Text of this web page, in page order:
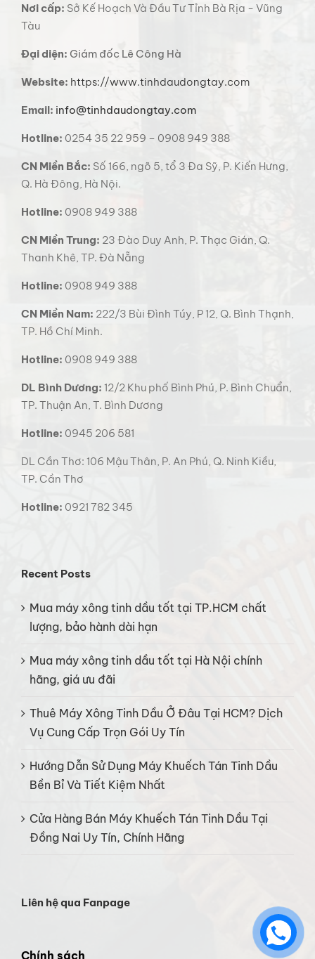
Nơi cấp: Sở Kế Hoạch Và Đầu Tư Tỉnh Bà Rịa - Vũng
Tàu
Đại diện: Giám đốc Lê Công Hà
Website: https://www.tinhdaudongtay.com
Email: info@tinhdaudongtay.com
Hotline: 0254 35 22 959 – 0908 949 388
CN Miền Bắc: Số 166, ngõ 5, tổ 3 Đa Sỹ, P. Kiến Hưng,
Q. Hà Đông, Hà Nội.
Hotline: 0908 949 388
CN Miền Trung: 23 Đào Duy Anh, P. Thạc Gián, Q.
Thanh Khê, TP. Đà Nẵng
Hotline: 0908 949 388
CN Miền Nam: 222/3 Bùi Đình Túy, P 12, Q. Bình Thạnh,
TP. Hồ Chí Minh.
Hotline: 0908 949 388
DL Bình Dương: 12/2 Khu phố Bình Phú, P. Bình Chuẩn,
TP. Thuận An, T. Bình Dương
Hotline: 0945 206 581
DL Cần Thơ: 106 Mậu Thân, P. An Phú, Q. Ninh Kiều,
TP. Cần Thơ
Hotline: 0921 782 345
Recent Posts
Mua máy xông tinh dầu tốt tại TP.HCM chất
lượng, bảo hành dài hạn
Mua máy xông tinh dầu tốt tại Hà Nội chính
hãng, giá ưu đãi
Thuê Máy Xông Tinh Dầu Ở Đâu Tại HCM? Dịch
Vụ Cung Cấp Trọn Gói Uy Tín
Hướng Dẫn Sử Dụng Máy Khuếch Tán Tinh Dầu
Bền Bỉ Và Tiết Kiệm Nhất
Cửa Hàng Bán Máy Khuếch Tán Tinh Dầu Tại
Đồng Nai Uy Tín, Chính Hãng
Liên hệ qua Fanpage
Chính sách